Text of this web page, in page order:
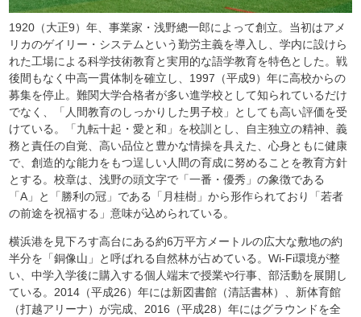
1920（大正9）年、事業家・浅野總一郎によって創立。当初はアメ
リカのゲイリー・システムという勤労主義を導入し、学内に設けら
れた工場による科学技術教育と実用的な語学教育を特色とした。戦
後間もなく中高一貫体制を確立し、1997（平成9）年に高校からの
募集を停止。難関大学合格者が多い進学校として知られているだけ
でなく、「人間教育のしっかりした男子校」としても高い評価を受
けている。「九転十起・愛と和」を校訓とし、自主独立の精神、義
務と責任の自覚、高い品位と豊かな情操を具えた、心身ともに健康
で、創造的な能力をもつ逞しい人間の育成に努めることを教育方針
とする。校章は、浅野の頭文字で「一番・優秀」の象徴である
「A」と「勝利の冠」である「月桂樹」から形作られており「若者
の前途を祝福する」意味が込められている。
横浜港を見下ろす高台にある約6万平方メートルの広大な敷地の約
半分を「銅像山」と呼ばれる自然林が占めている。Wi-Fi環境が整
い、中学入学後に購入する個人端末で授業や行事、部活動を展開し
ている。2014（平成26）年には新図書館（清話書林）、新体育館
（打越アリーナ）が完成、2016（平成28）年にはグラウンドを全